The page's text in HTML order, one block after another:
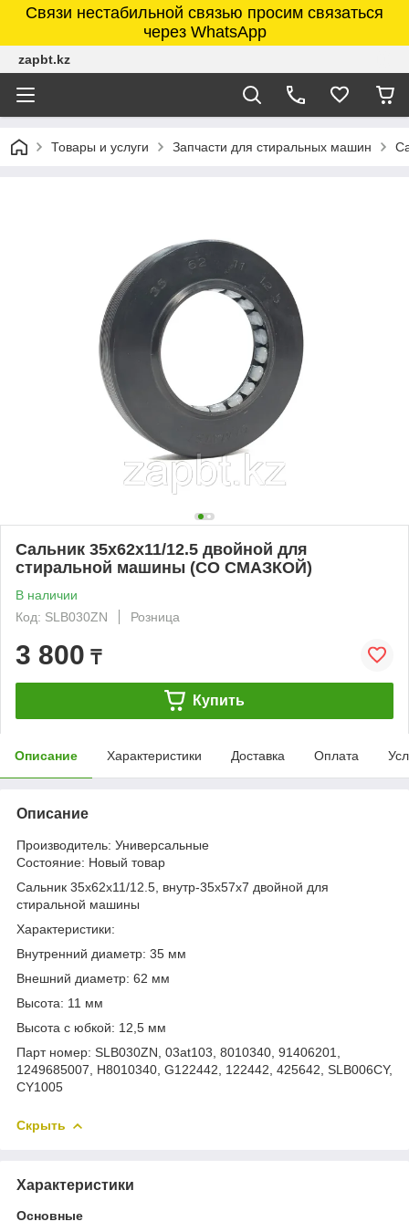
Связи нестабильной связью просим связаться
через WhatsApp
zapbt.kz
Товары и услуги Запчасти для стиральных машин
Сальник 35x62x11/12.5 двойной для
стиральной машины (СО СМАЗКОЙ)
В наличии
Код: SLB030ZN
Розница
3 800 ₸
Купить
Описание Характеристики Доставка Оплата
Описание
Производитель: Универсальные
Состояние: Новый товар
Сальник 35x62x11/12.5, внутр-35x57x7 двойной для
стиральной машины
Характеристики:
Внутренний диаметр: 35 мм
Внешний диаметр: 62 мм
Высота: 11 мм
Высота с юбкой: 12,5 мм
Парт номер: SLB030ZN, 03at103, 8010340, 91406201,
1249685007, H8010340, G122442, 122442, 425642, SLB006CY,
CY1005
Скрыть
Характеристики
Основные